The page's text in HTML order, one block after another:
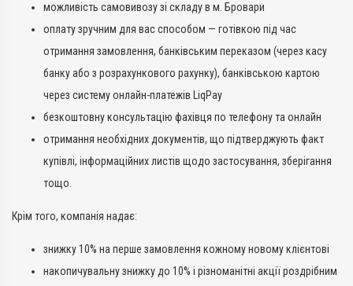
можливість самовивозу зі складу в м. Бровари
оплату зручним для вас способом — готівкою під час
отримання замовлення, банківським переказом (через касу
банку або з розрахункового рахунку), банківською картою
через систему онлайн-платежів LiqPay
безкоштовну консультацію фахівця по телефону та онлайн
отримання необхідних документів, що підтверджують факт
купівлі, інформаційних листів щодо застосування, зберігання
тощо.
Крім того, компанія надає:
знижку 10% на перше замовлення кожному новому клієнтові
накопичувальну знижку до 10% і різноманітні акції роздрібним